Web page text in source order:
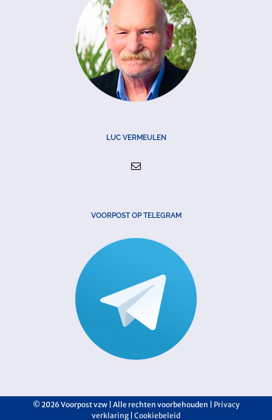
LUC VERMEULEN
VOORPOST OP TELEGRAM
©2026 Voorpost vzw | Alle rechten voorbehouden | Privacy
verklaring Cookiebeleid